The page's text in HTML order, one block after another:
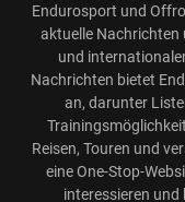
Endurosport und
aktuelle Nachrichten
und
Nachrichten bietet
an, darunter
Reisen, Touren und
eine One-Stop-
interessieren und